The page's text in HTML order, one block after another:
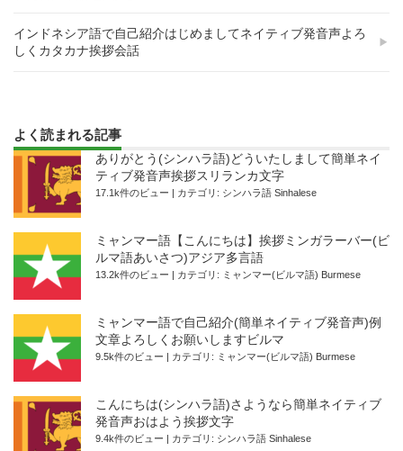
インドネシア語で自己紹介はじめましてネイティブ発音声よろ
しくカタカナ挨拶会話
よく読まれる記事
ありがとう(シンハラ語)どういたしまして簡単ネイ
ティブ発音声挨拶スリランカ文字
17.1k件のビュー カテゴリ: シンハラ語 Sinhalese
ミャンマー語【こんにちは】挨拶ミンガラーバー(ビ
ルマ語あいさつ)アジア多言語
13.2k件のビュー カテゴリ: ミャンマー(ビルマ語) Burmese
ミャンマー語で自己紹介(簡単ネイティブ発音声)例
文章よろしくお願いしますビルマ
9.5k件のビュー カテゴリ: ミャンマー(ビルマ語) Burmese
こんにちは(シンハラ語)さようなら簡単ネイティブ
発音声おはよう挨拶文字
9.4k件のビュー カテゴリ: シンハラ語 Sinhalese